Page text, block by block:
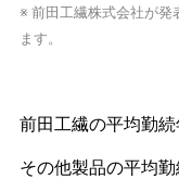
※ 前田工繊株式会社が発
ます。
前田工繊の平均勤
その他製品の平均